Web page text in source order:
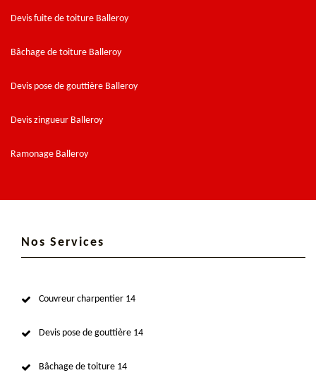
Devis fuite de toiture Balleroy
Bâchage de toiture Balleroy
Devis pose de gouttière Balleroy
Devis zingueur Balleroy
Ramonage Balleroy
Nos Services
Couvreur charpentier 14
Devis pose de gouttière 14
Bâchage de toiture 14